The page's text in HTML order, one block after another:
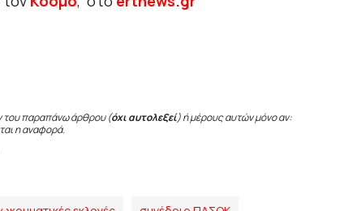
του παραπάνω άρθρου (όχι αυτολεξεί) ή μέρους αυτών μόνο αν:
η αναφορά.